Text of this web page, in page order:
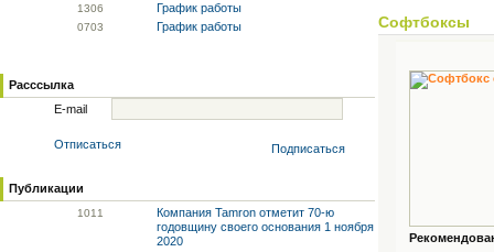
1306 График работы
0703 График работы
Расссылка
E-mail
Отписаться Подписаться
Публикации
1011
Компания Tamron отметит 70-ю
годовщину своего основания 1 ноября
2020
Софтбоксы